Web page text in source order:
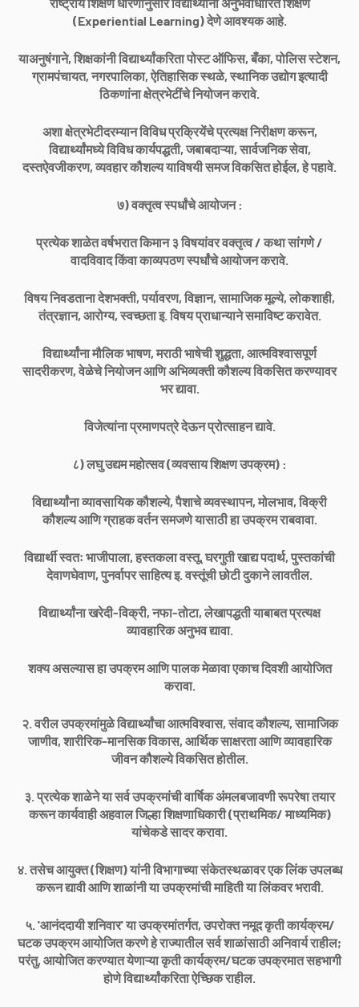
(Experiential Learning) देणे आवश्यक आहे.
याअनुषंगाने, शिक्षकांनी विद्यार्थ्यांकरिता पोस्ट ऑफिस, बँका, पोलिस स्टेशन,
ग्रामपंचायत, नगरपालिका, ऐतिहासिक स्थळे, स्थानिक उद्योग इत्यादी
ठिकणांना क्षेत्रभेटींचे नियोजन करावे.
अशा क्षेत्रभेटीदरम्यान विविध प्रक्रियेंचे प्रत्यक्ष निरीक्षण करून,
विद्यार्थ्यांमध्ये विविध कार्यपद्धती, जबाबदाऱ्या, सार्वजनिक सेवा,
दस्तऐवजीकरण, व्यवहार कौशल्य याविषयी समज विकसित होईल, हे पहावे.
७) वक्तृत्व स्पर्धांचे आयोजन :
प्रत्येक शाळेत वर्षभरात किमान ३ विषयांवर वक्तृत्व / कथा सांगणे /
वादविवाद किंवा काव्यपठण स्पर्धांचे आयोजन करावे.
विषय निवडताना देशभक्ती, पर्यावरण, विज्ञान, सामाजिक मूल्ये, लोकशाही,
तंत्रज्ञान, आरोग्य, स्वच्छता इ. विषय प्राधान्याने समाविष्ट करावेत.
विद्यार्थ्यांना मौलिक भाषण, मराठी भाषेची शुद्धता, आत्मविश्वासपूर्ण
सादरीकरण, वेळेचे नियोजन आणि अभिव्यक्ती कौशल्य विकसित करण्यावर
भर द्यावा.
विजेत्यांना प्रमाणपत्रे देऊन प्रोत्साहन द्यावे.
८) लघु उद्यम महोत्सव (व्यवसाय शिक्षण उपक्रम) :
विद्यार्थ्यांना व्यावसायिक कौशल्ये, पैशाचे व्यवस्थापन, मोलभाव, विक्री
कौशल्य आणि ग्राहक वर्तन समजणे यासाठी हा उपक्रम राबवावा.
विद्यार्थी स्वतः भाजीपाला, हस्तकला वस्तू, घरगुती खाद्य पदार्थ, पुस्तकांची
देवाणघेवाण, पुनर्वापर साहित्य इ. वस्तूंची छोटी दुकाने लावतील.
विद्यार्थ्यांना खरेदी-विक्री, नफा-तोटा, लेखापद्धती याबाबत प्रत्यक्ष
व्यावहारिक अनुभव द्यावा.
शक्य असल्यास हा उपक्रम आणि पालक मेळावा एकाच दिवशी आयोजित
करावा.
२. वरील उपक्रमांमुळे विद्यार्थ्यांचा आत्मविश्वास, संवाद कौशल्य, सामाजिक
जाणीव, शारीरिक-मानसिक विकास, आर्थिक साक्षरता आणि व्यावहारिक
जीवन कौशल्ये विकसित होतील.
३. प्रत्येक शाळेने या सर्व उपक्रमांची वार्षिक अंमलबजावणी रूपरेषा तयार
करून कार्यवाही अहवाल जिल्हा शिक्षणाधिकारी (प्राथमिक/ माध्यमिक)
यांचेकडे सादर करावा.
४. तसेच आयुक्त (शिक्षण) यांनी विभागाच्या संकेतस्थळावर एक लिंक उपलब्ध
करून द्यावी आणि शाळांनी या उपक्रमांची माहिती या लिंकवर भरावी.
५. 'आनंददायी शनिवार' या उपक्रमांतर्गत, उपरोक्त नमूद कृती कार्यक्रम/
घटक उपक्रम आयोजित करणे हे राज्यातील सर्व शाळांसाठी अनिवार्य राहील;
परंतु, आयोजित करण्यात येणाऱ्या कृती कार्यक्रम/घटक उपक्रमात सहभागी
होणे विद्यार्थ्यांकरिता ऐच्छिक राहील.